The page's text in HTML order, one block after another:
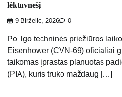
lėktuvnešį
9 Birželio, 2026 0
Po ilgo techninės priežiūros
Eisenhower (CVN-69) oficialiai
taikomas įprastas planuotas
(PIA), kuris truko maždaug […]